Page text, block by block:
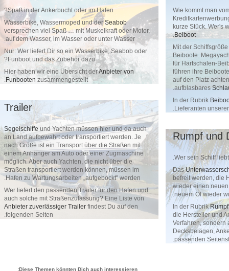
Wie kommt
kurze Stück.
Beiboot
.
Mit der
Beiboote.
für
führen ihre
auf den
.
In der
Lieferanten
Rumpf
Wer sein
Das
befreit
wieder
neuem Öl
In der
die
Verfahren,
passenden
Spaß in der Ankerbucht oder im Hafen?
Wasserbike, Wassermoped und derSeabob
versprechen viel Spaß … mit Muskelkraft oder Motor,
auf dem Wasser, im Wasser oder unter Wasser.
Nur: Wer liefert Dir so ein Wasserbike, Seabob oder
Funboot und das Zubehör dazu?
Hier haben wir eine Übersicht derAnbieter von
Funbootenzusammengestellt.
Trailer
Segelschiffeund Yachten müssen hier und da auch
an Land aufbewahrt oder transportiert werden. Je
nach Größe ist ein Transport über die Straßen mit
einem Anhänger am Auto oder einer Zugmaschine
möglich. Aber auch Yachten, die nicht über die
Straßen transportiert werden können, müssen im
Hafen zu Wartungsarbeiten „aufgebockt" werden.
Wer liefert den passenden Trailer für den Hafen und
auch solche mit Straßenzulassung? Eine Liste von
Anbieter zuverlässiger Trailer findest Du auf den
folgenden Seiten.
Diese Themen könnten Dich auch interessieren: